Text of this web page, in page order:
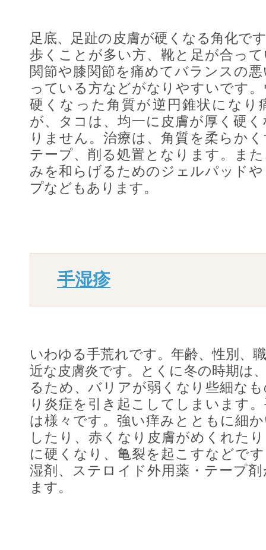
足底、足趾の皮膚が硬くなる角化で
歩くことが多い方、靴と足が合っ
関節や膝関節を痛めてバランスの
っている方などがなりやすいです
硬くなった角質が逆円錐状になり
が、タコは、均一に皮膚が厚く硬
りません。治療は、角質を柔らか
テープ、削る処置となります。ま
みを和らげるためのジェルパッド
プなどもあります。
手湿疹
いわゆる手荒れです。年齢、性別、
近な皮膚炎です。とくに冬の時期は
るため、バリアが弱くなり些細な
り炎症を引き起こしてしまいます
は様々です。強い痒みとともに細
したり、赤くなり皮膚がめくれた
に硬くなり、亀裂を起こすなどで
湿剤、ステロイド外用薬・テープ
ます。